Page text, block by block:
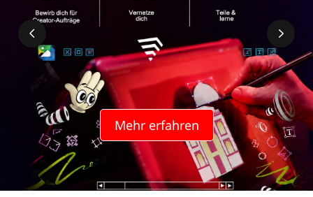
Mehr erfahren